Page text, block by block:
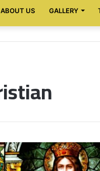
ABOUT US GALLERY